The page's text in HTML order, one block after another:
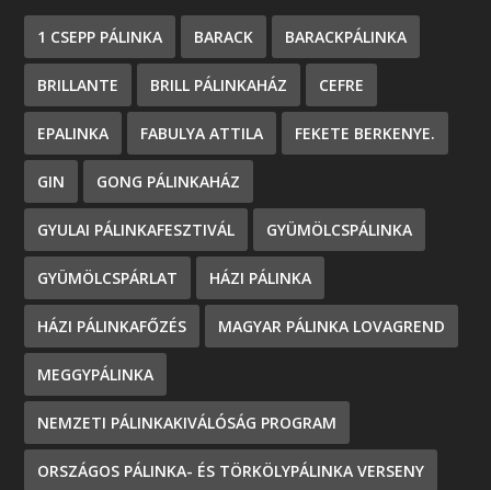
1 CSEPP PÁLINKA BARACK BARACKPÁLINKA
BRILLANTE BRILL PÁLINKAHÁZ CEFRE
EPALINKA FABULYA ATTILA FEKETE BERKENYE.
GIN GONG PÁLINKAHÁZ
GYULAI PÁLINKAFESZTIVÁL GYÜMÖLCSPÁLINKA
GYÜMÖLCSPÁRLAT HÁZI PÁLINKA
HÁZI PÁLINKAFŐZÉS MAGYAR PÁLINKA LOVAGREND
MEGGYPÁLINKA
NEMZETI PÁLINKAKIVÁLÓSÁG PROGRAM
ORSZÁGOS PÁLINKA- ÉS TÖRKÖLYPÁLINKA VERSENY